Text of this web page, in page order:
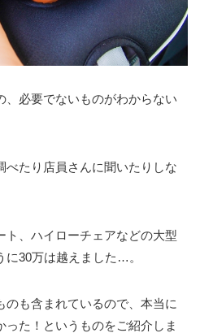
、必要でないものがわからない
べたり店員さんに聞いたりしな
ト、ハイローチェアなどの大型
に30万は越えました…。
のも含まれているので、本当に
た！というものをご紹介しま